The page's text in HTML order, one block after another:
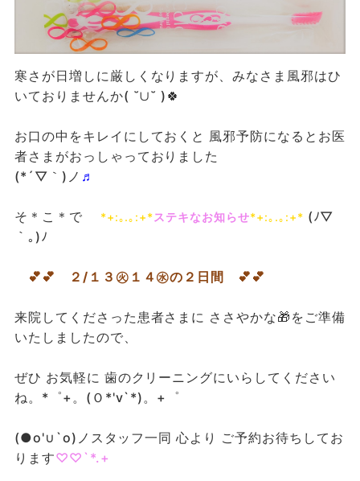
寒さが日増しに厳しくなりますが、みなさま風邪はひ
いておりませんか( ˘∪˘ )🍀
お口の中をキレイにしておくと 風邪予防になるとお医
者さまがおっしゃっておりました
(*´▽｀)ノ ♬
そ＊こ＊で *+:｡.｡:+*ステキなお知らせ*+:｡.｡:+* (ﾉ▽
｀｡)ﾉ
💕💕 ２/１３㊋１４㊌の２日間 💕💕
来院してくださった患者さまに ささやかな🎁をご準備
いたしましたので、
ぜひ お気軽に 歯のクリーニングにいらしてください
ね。*゜+。(Ｏ*'v`*)。+゜
(●o'∪`o)ノスタッフ一同 心より ご予約お待ちしてお
ります♡♡`*.+